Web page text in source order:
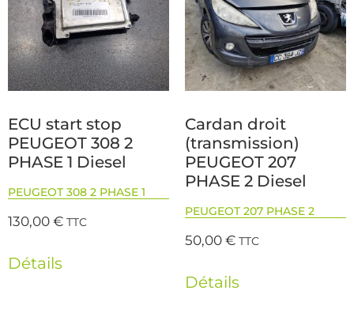
ECU start stop
PEUGEOT 308 2
PHASE 1 Diesel
PEUGEOT 308 2 PHASE 1
130,00€ TTC
Détails
Cardan droit
(transmission)
PEUGEOT 207
PHASE 2 Diesel
PEUGEOT 207 PHASE 2
50,00€ TTC
Détails